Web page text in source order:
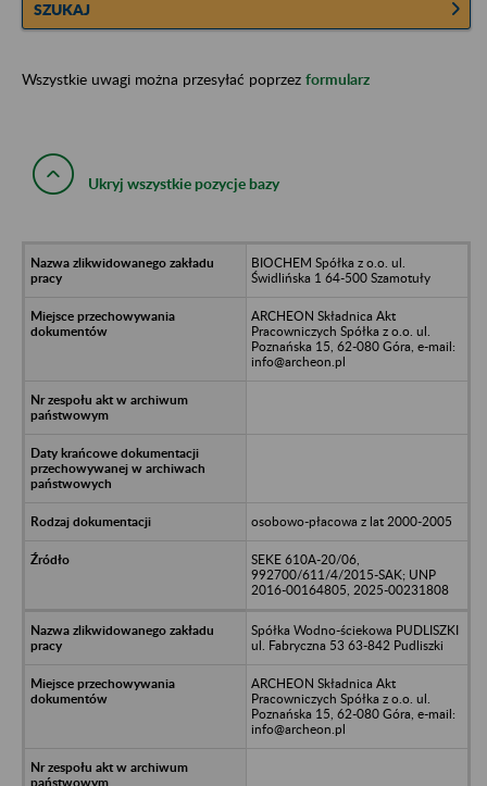
SZUKAJ
Wszystkie uwagi można przesyłać poprzez formularz
Ukryj wszystkie pozycje bazy
BIOCHEM Spółka z o.o. ul.
Świdlińska 1 64-500 Szamotuły
ARCHEON Składnica Akt
Pracowniczych Spółka z o.o. ul.
Poznańska 15, 62-080 Góra, e-mail:
info@archeon.pl
osobowo-płacowa z lat 2000-2005
SEKE 610A-20/06,
992700/611/4/2015-SAK; UNP
2016-00164805, 2025-00231808
Spółka Wodno-ściekowa PUDLISZKI
ul. Fabryczna 53 63-842 Pudliszki
ARCHEON Składnica Akt
Pracowniczych Spółka z o.o. ul.
Poznańska 15, 62-080 Góra, e-mail:
info@archeon.pl